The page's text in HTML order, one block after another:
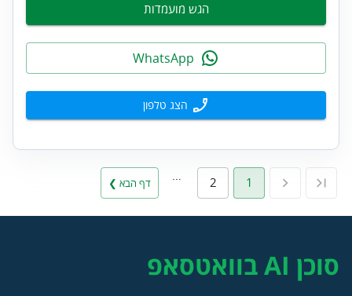
הגש מועמדות
הצג טלפון
1
2 דף הבא ❯
סוכן AI בוואטסאפ